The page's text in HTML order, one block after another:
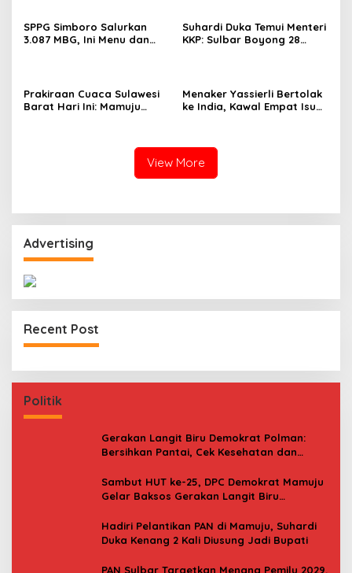
SPPG Simboro Salurkan
3.087 MBG, Ini Menu dan
Suhardi Duka Temui Menteri
KKP: Sulbar Boyong 28
Prakiraan Cuaca Sulawesi
Barat Hari Ini: Mamuju
Menaker Yassierli Bertolak
ke India, Kawal Empat Isu
View More
Advertising
Recent Post
Politik
Gerakan Langit Biru Demokrat Polman:
Bersihkan Pantai, Cek Kesehatan dan
Sambut HUT ke-25, DPC Demokrat Mamuju
Gelar Baksos Gerakan Langit Biru
Hadiri Pelantikan PAN di Mamuju, Suhardi
Duka Kenang 2 Kali Diusung Jadi Bupati
PAN Sulbar Targetkan Menang Pemilu 2029,